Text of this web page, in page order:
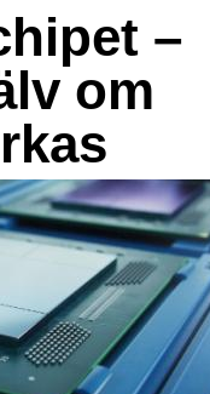
–
om